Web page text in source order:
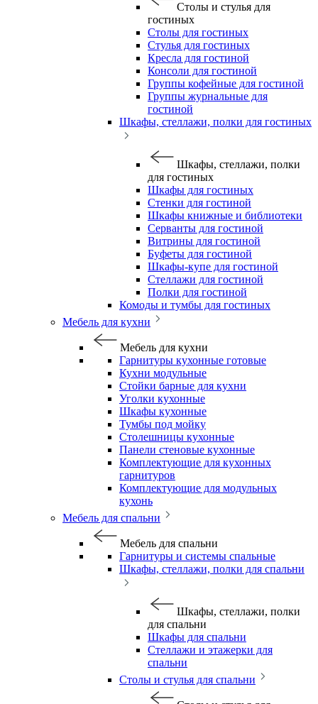
Столы и стулья для
гостиных
Столы для гостиных
Стулья для гостиных
Кресла для гостиной
Консоли для гостиной
Группы кофейные для гостиной
Группы журнальные для
гостиной
Шкафы, стеллажи, полки для гостиных
Шкафы, стеллажи, полки
для гостиных
Шкафы для гостиных
Стенки для гостиной
Шкафы книжные и библиотеки
Серванты для гостиной
Витрины для гостиной
Буфеты для гостиной
Шкафы-купе для гостиной
Стеллажи для гостиной
Полки для гостиной
Комоды и тумбы для гостиных
Мебель для кухни
Мебель для кухни
Гарнитуры кухонные готовые
Кухни модульные
Стойки барные для кухни
Уголки кухонные
Шкафы кухонные
Тумбы под мойку
Столешницы кухонные
Панели стеновые кухонные
Комплектующие для кухонных
гарнитуров
Комплектующие для модульных
кухонь
Мебель для спальни
Мебель для спальни
Гарнитуры и системы спальные
Шкафы, стеллажи, полки для спальни
Шкафы, стеллажи, полки
для спальни
Шкафы для спальни
Стеллажи и этажерки для
спальни
Столы и стулья для спальни